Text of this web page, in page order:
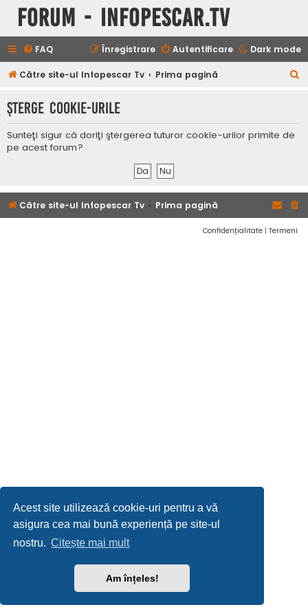
Acest site utilizează cookie-uri pentru a vă
asigura cea mai bună experiență pe site-ul
nostru. Citește mai mult
Am înțeles!
Forum - InfoPescar.Tv
Dark mode
FAQ Autentificare
Înregistrare
Către site-ul Infopescar Tv Prima pagină
t
Şterge cookie-urile
Sunteţi sigur că doriţi ştergerea tuturor cookie-urilor primite de
pe acest forum?
Către site-ul Infopescar Tv Prima pagină
Confidențialitate | Termeni